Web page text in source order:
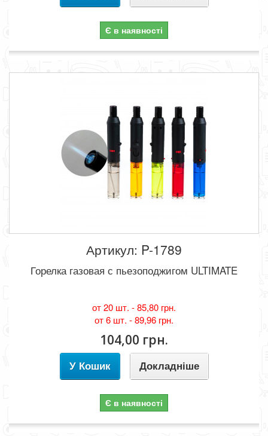
Є в наявності
Артикул: P-1789
Горелка газовая с пьезоподжигом ULTIMATE
от 20 шт. -85,80 грн.
от 6 шт. -89,96 грн.
104,00 грн.
У Кошик Докладніше
Є в наявності